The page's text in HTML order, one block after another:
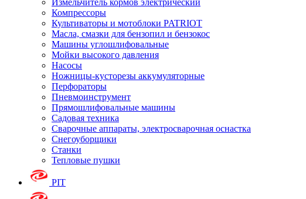
Измельчитель кормов электрический
Компрессоры
Культиваторы и мотоблоки PATRIOT
Масла, смазки для бензопил и бензокос
Машины углошлифовальные
Мойки высокого давления
Насосы
Ножницы-кусторезы аккумуляторные
Перфораторы
Пневмоинструмент
Прямошлифовальные машины
Садовая техника
Сварочные аппараты, электросварочная оснастка
Снегоуборщики
Станки
Тепловые пушки
PIT